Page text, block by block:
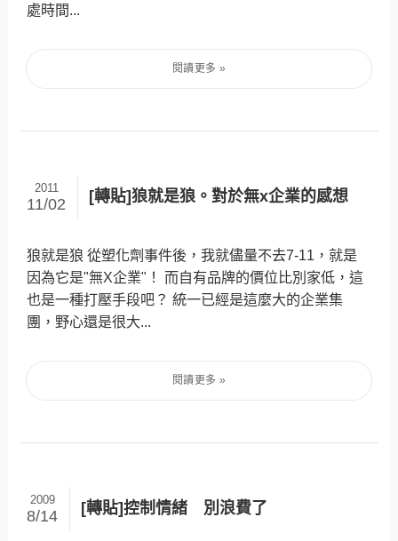
處時間...
[轉貼]狼就是狼。對於無x企業的感想
2011
11/02
狼就是狼 從塑化劑事件後，我就儘量不去7-11，就是
因為它是"無X企業"！ 而自有品牌的價位比別家低，這
也是一種打壓手段吧？ 統一已經是這麼大的企業集
團，野心還是很大...
[轉貼]控制情緒 別浪費了
2009
8/14